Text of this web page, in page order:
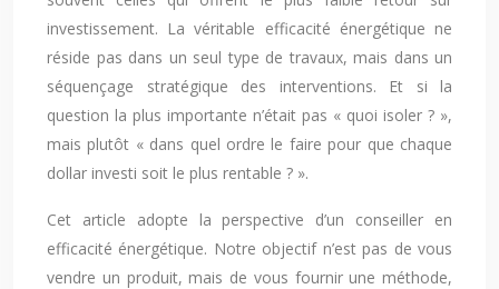
investissement. La véritable efficacité énergétique ne
réside pas dans un seul type de travaux, mais dans un
séquençage stratégique des interventions. Et si la
question la plus importante n’était pas « quoi isoler ? »,
mais plutôt « dans quel ordre le faire pour que chaque
dollar investi soit le plus rentable ? ».
Cet article adopte la perspective d’un conseiller en
efficacité énergétique. Notre objectif n’est pas de vous
vendre un produit, mais de vous fournir une méthode,